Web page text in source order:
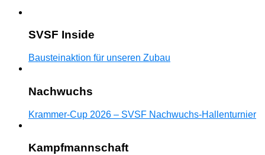
SVSF Inside
Bausteinaktion für unseren Zubau
Nachwuchs
Krammer-Cup 2026 – SVSF Nachwuchs-Hallenturnier
Kampfmannschaft